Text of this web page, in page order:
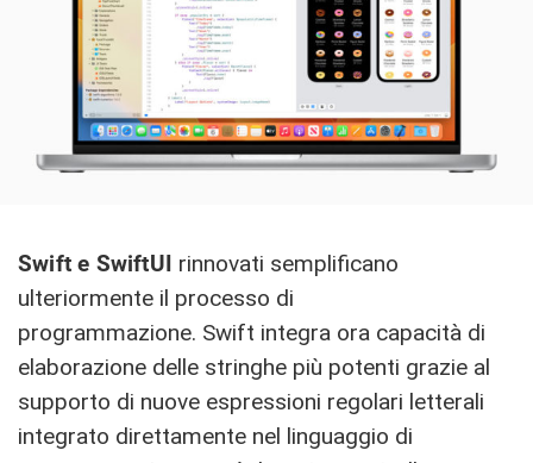
Swift e SwiftUI rinnovati semplificano
ulteriormente il processo di
programmazione. Swift integra ora capacità di
elaborazione delle stringhe più potenti grazie al
supporto di nuove espressioni regolari letterali
integrato direttamente nel linguaggio di